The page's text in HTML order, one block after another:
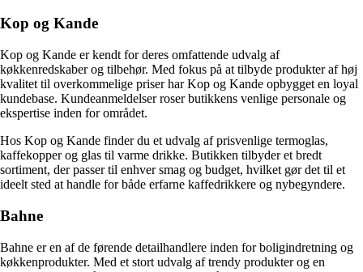
Kop og Kande
Kop og Kande er kendt for deres omfattende udvalg af
køkkenredskaber og tilbehør. Med fokus på at tilbyde produkter af høj
kvalitet til overkommelige priser har Kop og Kande opbygget en loyal
kundebase. Kundeanmeldelser roser butikkens venlige personale og
ekspertise inden for området.
Hos Kop og Kande finder du et udvalg af prisvenlige termoglas,
kaffekopper og glas til varme drikke. Butikken tilbyder et bredt
sortiment, der passer til enhver smag og budget, hvilket gør det til et
ideelt sted at handle for både erfarne kaffedrikkere og nybegyndere.
Bahne
Bahne er en af de førende detailhandlere inden for boligindretning og
køkkenprodukter. Med et stort udvalg af trendy produkter og en